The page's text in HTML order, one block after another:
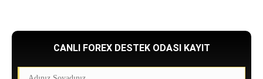
CANLI FOREX DESTEK ODASI KAYIT